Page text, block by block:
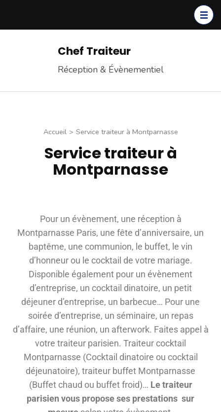
Chef Traiteur
Réception & Évènementiel
Accueil > Service traiteur à Montparnasse
Service traiteur à
Montparnasse
Pour un évènement, une réception à
Montparnasse Paris, une fête d’anniversaire, un
baptême, une communion, le buffet, le vin
d’honneur ou le cocktail de votre mariage.
Disponible également pour un évènement
d’entreprise, un cocktail dinatoire, un petit
déjeuner d’entreprise, un barbecue… Pour une
soirée d’entreprise, un séminaire, un repas
d’affaire, une réunion, un afterwork. Faites appel à
votre traiteur parisien. Traiteur cocktail
Montparnasse (Cocktail dinatoire ou cocktail
déjeunatoire), traiteur buffet Montparnasse
(Buffet chaud ou buffet froid)… Le traiteur
parisien vous propose ses prestations sur